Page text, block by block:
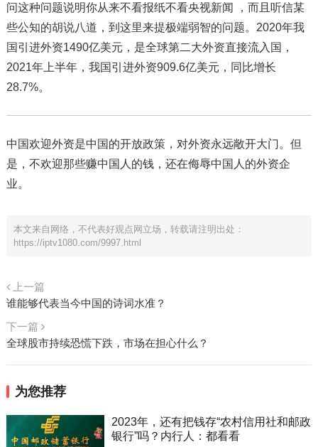
问这种问题说明你从来不看报纸不看央视新闻 ，而且听信某
些公知的胡说八道，到这里来提极端弱智的问题。2020年我
国引进外资1490亿美元，是全球第二大外资直接流入国，
2021年上半年，我国引进外资909.6亿美元，同比增长
28.7%。
中国欢迎外资是中国的开放政策，对外资永远敞开大门。但
是，不欢迎那些赚中国人的钱，还在侮辱中国人的外资企
业。
本文来自网络，不代表好观点网立场，转载请注明出处：
https://iptv1080.com/9997.html
上一篇
谁能够代表当今中国的诗词水准？
下一篇
全球股市持续恐慌下跌，市场在担心什么？
为您推荐
2023年，还有把钱存“农村信用社和邮政
银行”吗？内行人：都看看